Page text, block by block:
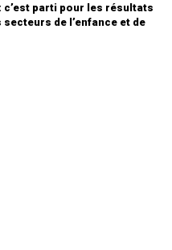
c’est parti pour les résultats
de l’enfance et de